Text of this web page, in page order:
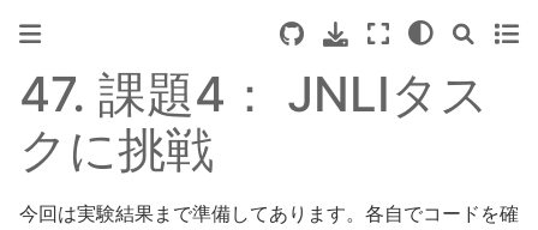
47. 課題4： JNLIタス
クに挑戦
今回は実験結果まで準備してあります。各自でコードを確